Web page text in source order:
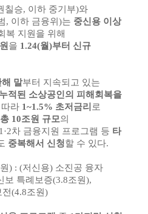
칠승, 이하 중기부)와
, 이하 금융위)는 중신용 이상
복 지원을 위해
을 1.24(월)부터 신규
해 말부터 지속되고 있는
누적된 소상공인의 피해회복을
라 1~1.5% 초저금리 로
총 10조원 규모의
차 금융지원 프로그램 등 타
중복해서 신청할 수 있다.
) : (저신용) 소진공 융자
보 특례보증(3.8조원),
(4.8조원)